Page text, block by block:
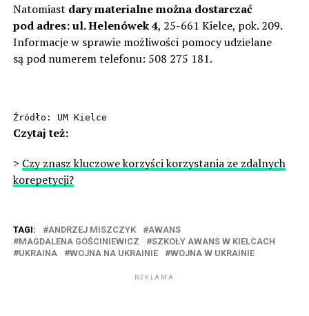
Natomiast dary materialne można dostarczać
pod adres: ul. Helenówek 4, 25-661 Kielce, pok. 209.
Informacje w sprawie możliwości pomocy udzielane
są pod numerem telefonu: 508 275 181.
Źródło: UM Kielce
Czytaj też:
> Czy znasz kluczowe korzyści korzystania ze zdalnych
korepetycji?
TAGI: ANDRZEJ MISZCZYK
AWANS
MAGDALENA GOŚCINIEWICZ
SZKOŁY AWANS W KIELCACH
UKRAINA
WOJNA NA UKRAINIE WOJNA W UKRAINIE
REKLAMA